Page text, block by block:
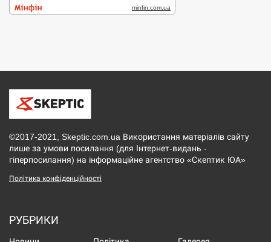
©2017-2021, Skeptic.com.ua Використання матеріалів сайту
лише за умови посилання (для Інтернет-видань -
гіперпосилання) на інформаційне агентство «Скептик ЮА»
Політика конфіденційності
РУБРИКИ